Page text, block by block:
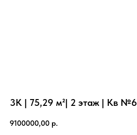
3К | 75,29 м²| 2 этаж | Кв №6
9100000,00 р.